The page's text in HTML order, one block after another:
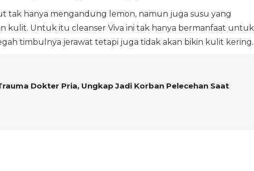
tak hanya mengandung lemon, namun juga susu yang
Untuk itu cleanser Viva ini tak hanya bermanfaat untuk
timbulnya jerawat tetapi juga tidak akan bikin kulit kering.
Dokter Pria, Ungkap Jadi Korban Pelecehan Saat